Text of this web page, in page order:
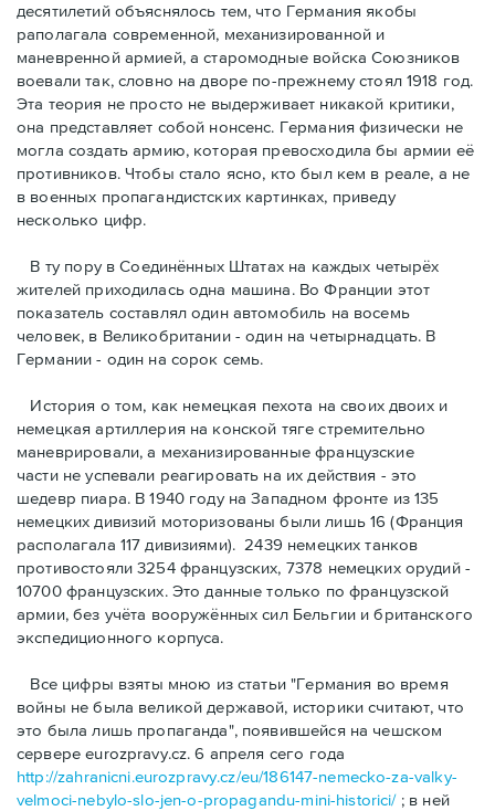
десятилетий объяснялось тем, что Германия якобы
раполагала современной, механизированной и
маневренной армией, а старомодные войска Союзников
воевали так, словно на дворе по-прежнему стоял 1918 год.
Эта теория не просто не выдерживает никакой критики,
она представляет собой нонсенс. Германия физически не
могла создать армию, которая превосходила бы армии её
противников. Чтобы стало ясно, кто был кем в реале, а не
в военных пропагандистских картинках, приведу
несколько цифр.
В ту пору в Соединённых Штатах на каждых четырёх
жителей приходилась одна машина. Во Франции этот
показатель составлял один автомобиль на восемь
человек, в Великобритании - один на четырнадцать. В
Германии - один на сорок семь.
История о том, как немецкая пехота на своих двоих и
немeцкая артиллерия на конской тяге стремительно
маневрировали, а механизированные французские
части не успевали реагировать на их действия - это
шедевр пиара. В 1940 году на Западном фронте из 135
немецких дивизий моторизованы были лишь 16 (Франция
располагала 117 дивизиями). 2439 немецких танков
противостояли 3254 французских, 7378 немецких орудий -
10700 французских. Это данные только по французской
армии, без учёта вооружённых сил Бельгии и британского
экспедиционного корпуса.
Bсе цифры взяты мною из статьи "Германия во время
войны не была великой державой, историки считают, что
это была лишь пропаганда", появившейся на чешском
сервере eurozpravy.cz. 6 апреля сего года
http://zahranicni.eurozpravy.cz/eu/186147-nemecko-za-valky-
velmoci-nebylo-slo-jen-o-propagandu-mini-historici/; в ней